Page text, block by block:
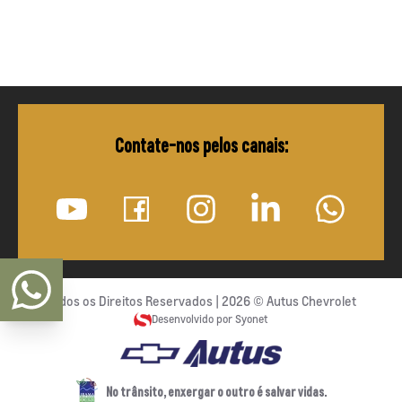
Contate-nos pelos canais:
Todos os Direitos Reservados | 2026 © Autus Chevrolet
Desenvolvido por Syonet
No trânsito, enxergar o outro é salvar vidas.